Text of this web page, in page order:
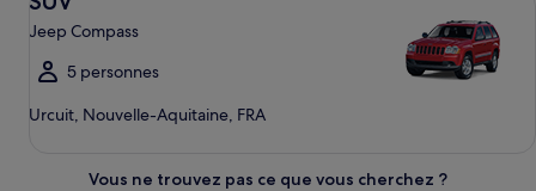
Jeep Compass
5 personnes
Urcuit, Nouvelle-Aquitaine, FRA
Vous ne trouvez pas ce que vous cherchez ?